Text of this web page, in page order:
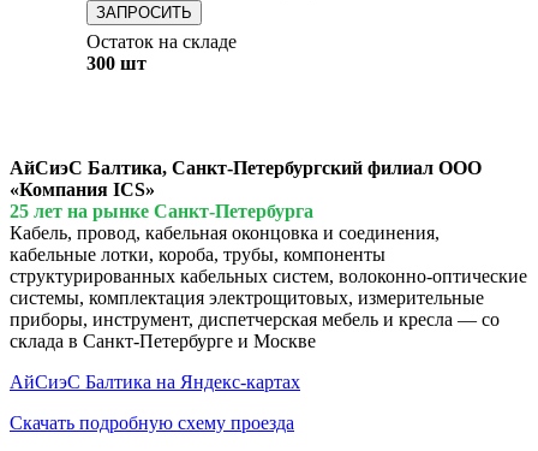
ЗАПРОСИТЬ
Остаток на складе
300 шт
АйСиэС Балтика, Санкт-Петербургский филиал ООО
«Компания ICS»
25 лет на рынке Санкт-Петербурга
Кабель, провод, кабельная оконцовка и соединения,
кабельные лотки, короба, трубы, компоненты
структурированных кабельных систем, волоконно-оптические
системы, комплектация электрощитовых, измерительные
приборы, инструмент, диспетчерская мебель и кресла — со
склада в Санкт-Петербурге и Москве
АйСиэС Балтика на Яндекс-картах
Скачать подробную схему проезда